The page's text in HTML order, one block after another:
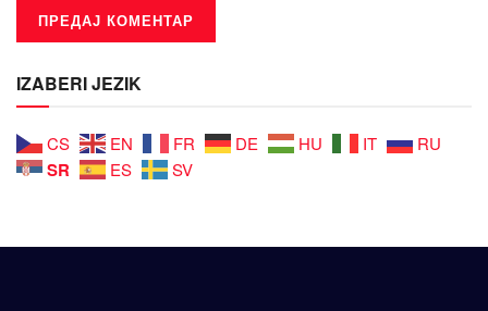
IZABERI JEZIK
CS EN FR DE HU IT RU
SR ES SV